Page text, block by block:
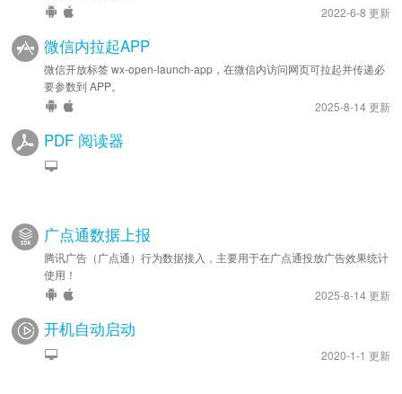
2022-6-8 更新
微信内拉起APP
微信开放标签 wx-open-launch-app，在微信内访问网页可拉起并传递必
要参数到 APP。
2025-8-14 更新
PDF 阅读器
广点通数据上报
腾讯广告（广点通）行为数据接入，主要用于在广点通投放广告效果统计
使用！
2025-8-14 更新
开机自动启动
2020-1-1 更新